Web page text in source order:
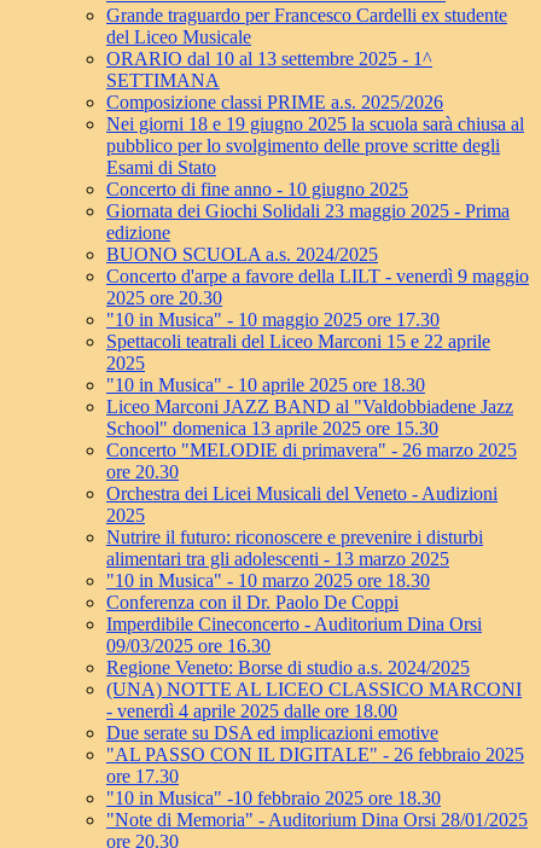
Grande traguardo per Francesco Cardelli ex studente
del Liceo Musicale
ORARIO dal 10 al 13 settembre 2025 - 1^
SETTIMANA
Composizione classi PRIME a.s. 2025/2026
Nei giorni 18 e 19 giugno 2025 la scuola sarà chiusa al
pubblico per lo svolgimento delle prove scritte degli
Esami di Stato
Concerto di fine anno - 10 giugno 2025
Giornata dei Giochi Solidali 23 maggio 2025 - Prima
edizione
BUONO SCUOLA a.s. 2024/2025
Concerto d'arpe a favore della LILT - venerdì 9 maggio
2025 ore 20.30
"10 in Musica" - 10 maggio 2025 ore 17.30
Spettacoli teatrali del Liceo Marconi 15 e 22 aprile
2025
"10 in Musica" - 10 aprile 2025 ore 18.30
Liceo Marconi JAZZ BAND al "Valdobbiadene Jazz
School" domenica 13 aprile 2025 ore 15.30
Concerto "MELODIE di primavera" - 26 marzo 2025
ore 20.30
Orchestra dei Licei Musicali del Veneto - Audizioni
2025
Nutrire il futuro: riconoscere e prevenire i disturbi
alimentari tra gli adolescenti - 13 marzo 2025
"10 in Musica" - 10 marzo 2025 ore 18.30
Conferenza con il Dr. Paolo De Coppi
Imperdibile Cineconcerto - Auditorium Dina Orsi
09/03/2025 ore 16.30
Regione Veneto: Borse di studio a.s. 2024/2025
(UNA) NOTTE AL LICEO CLASSICO MARCONI
- venerdì 4 aprile 2025 dalle ore 18.00
Due serate su DSA ed implicazioni emotive
"AL PASSO CON IL DIGITALE" - 26 febbraio 2025
ore 17.30
"10 in Musica" -10 febbraio 2025 ore 18.30
"Note di Memoria" - Auditorium Dina Orsi 28/01/2025
ore 20.30